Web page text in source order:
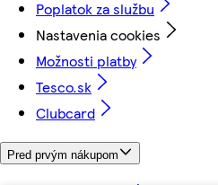
Poplatok za službu
Nastavenia cookies
Možnosti platby
Tesco.sk
Clubcard
Pred prvým nákupom